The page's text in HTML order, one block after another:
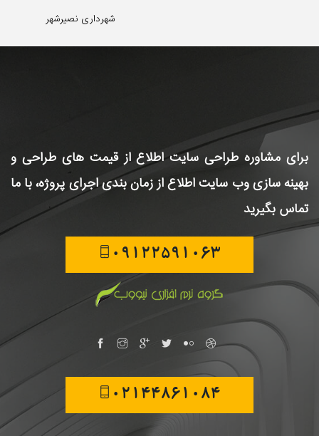
شهرداری نصیرشهر
برای مشاوره طراحی سایتاطلاع از قیمت های طراحی و
بهینه سازی وب سایتاطلاع از زمان بندی اجرای پروژه، با ما
تماس بگیرید
09122591063
02144861084